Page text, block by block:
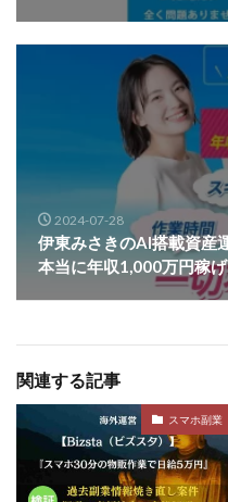
2024-07-28
伊東みさきのAI搭載資産
本当に年収1,000万円稼
関連する記事
スマホ副業